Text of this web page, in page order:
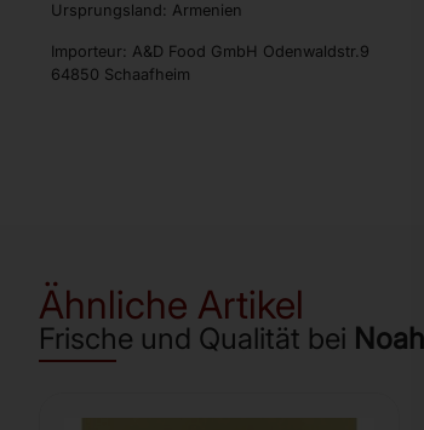
Ursprungsland: Armenien
Importeur: A&D Food GmbH Odenwaldstr.9
64850 Schaafheim
Ähnliche Artikel
Frische und Qualität bei